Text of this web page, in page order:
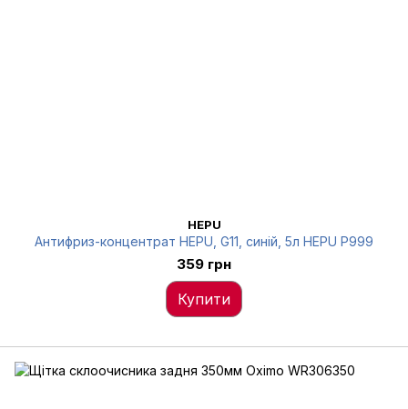
HEPU
Антифриз-концентрат HEPU, G11, синій, 5л HEPU P999
359 грн
Купити